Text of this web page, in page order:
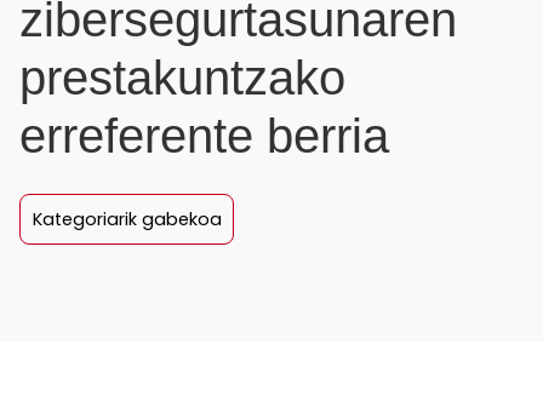
zibersegurtasunaren
prestakuntzako
erreferente berria
Kategoriarik gabekoa